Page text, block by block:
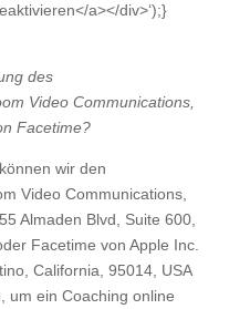
a></div>‘);}
des
Video Communications,
Facetime?
wir den
Video Communications,
Almaden Blvd, Suite 600,
Facetime von Apple Inc.
California, 95014, USA
um ein Coaching online